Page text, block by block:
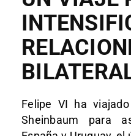
Felipe VI ha
Sheinbaum para